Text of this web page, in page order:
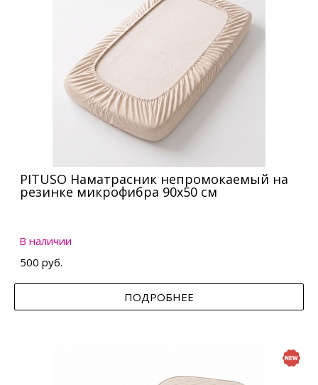
PITUSO Наматрасник непромокаемый на
резинке микрофибра 90х50 см
В наличии
500 руб.
ПОДРОБНЕЕ